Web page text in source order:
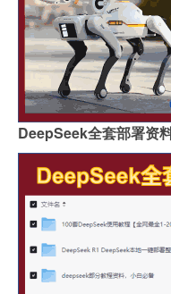
DeepSeek全套部署资